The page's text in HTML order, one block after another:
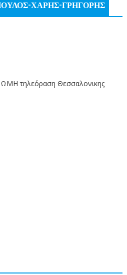
ΧΑΡΗΣ-ΓΡΗΓΟΡΗΣ
τηλεόραση Θεσσαλονικης